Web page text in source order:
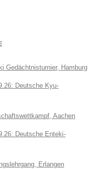
Gedächtnisturnier, Hamburg
Deutsche Kyu-
Aachen
Deutsche Enteki-
Erlangen